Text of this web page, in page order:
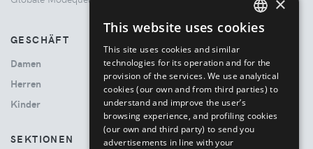
GESCHÄFT
Damen
Herren
Kinder
SEKTIONEN
ENGLISH
This website uses cookies
This site uses cookies and similar
technologies for its operation and for the
provision of the services. We use analytical
cookies (our own and from third parties) to
understand and improve the user’s
browsing experience, and profiling cookies
(our own and third party) to send you
advertisements in line with your